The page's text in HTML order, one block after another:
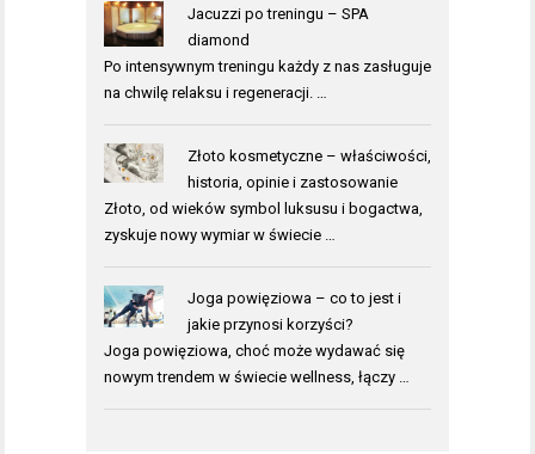
Jacuzzi po treningu – SPA
diamond
Po intensywnym treningu każdy z nas zasługuje
na chwilę relaksu i regeneracji. …
Złoto kosmetyczne – właściwości,
historia, opinie i zastosowanie
Złoto, od wieków symbol luksusu i bogactwa,
zyskuje nowy wymiar w świecie …
Joga powięziowa – co to jest i
jakie przynosi korzyści?
Joga powięziowa, choć może wydawać się
nowym trendem w świecie wellness, łączy …